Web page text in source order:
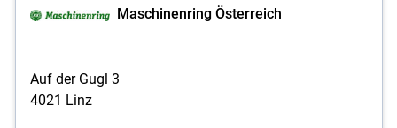
Maschinenring Österreich
Auf der Gugl 3
4021 Linz